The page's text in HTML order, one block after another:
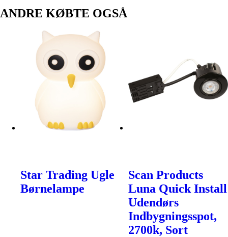
ANDRE KØBTE OGSÅ
Star Trading Ugle
Børnelampe
Scan Products
Luna Quick Install
Udendørs
Indbygningsspot,
2700k, Sort